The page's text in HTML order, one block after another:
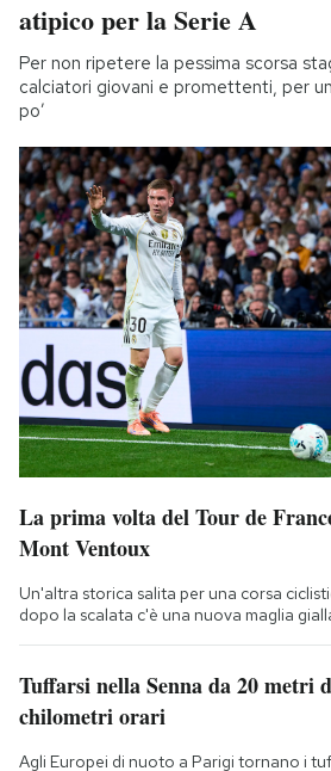
atipico per la Serie A
Per non ripetere la pessima scorsa
calciatori giovani e promettenti, per
po’
La prima volta del Tour de
Mont Ventoux
Un'altra storica salita per una corsa
dopo la scalata c'è una nuova maglia
Tuffarsi nella Senna da 20 metri
chilometri orari
Agli Europei di nuoto a Parigi tornano i